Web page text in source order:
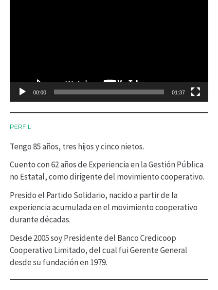
d
c
t
o
r
d
e
v
d
e
o
00:00 01:37
PERFIL
Tengo 85 años, tres hijos y cinco nietos.
Cuento con 62 años de Experiencia en la Gestión Pública
no Estatal, como dirigente del movimiento cooperativo.
Presido el Partido Solidario, nacido a partir de la
experiencia acumulada en el movimiento cooperativo
durante décadas.
Desde 2005 soy Presidente del Banco Credicoop
Cooperativo Limitado, del cual fui Gerente General
desde su fundación en 1979.